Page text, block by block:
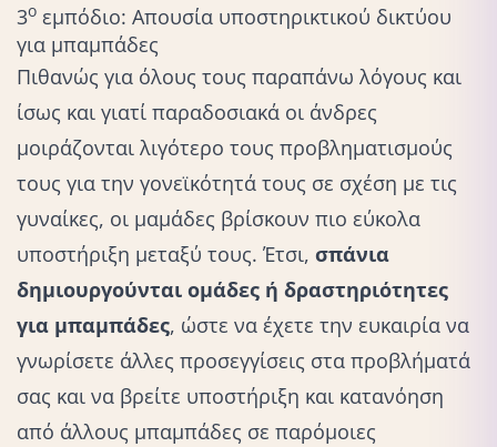
3ο εμπόδιο: Απουσία υποστηρικτικού δικτύου
για μπαμπάδες
Πιθανώς για όλους τους παραπάνω λόγους και
ίσως και γιατί παραδοσιακά οι άνδρες
μοιράζονται λιγότερο τους προβληματισμούς
τους για την γονεϊκότητά τους σε σχέση με τις
γυναίκες, οι μαμάδες βρίσκουν πιο εύκολα
υποστήριξη μεταξύ τους. Έτσι, σπάνια
δημιουργούνται ομάδες ή δραστηριότητες
για μπαμπάδες, ώστε να έχετε την ευκαιρία να
γνωρίσετε άλλες προσεγγίσεις στα προβλήματά
σας και να βρείτε υποστήριξη και κατανόηση
από άλλους μπαμπάδες σε παρόμοιες